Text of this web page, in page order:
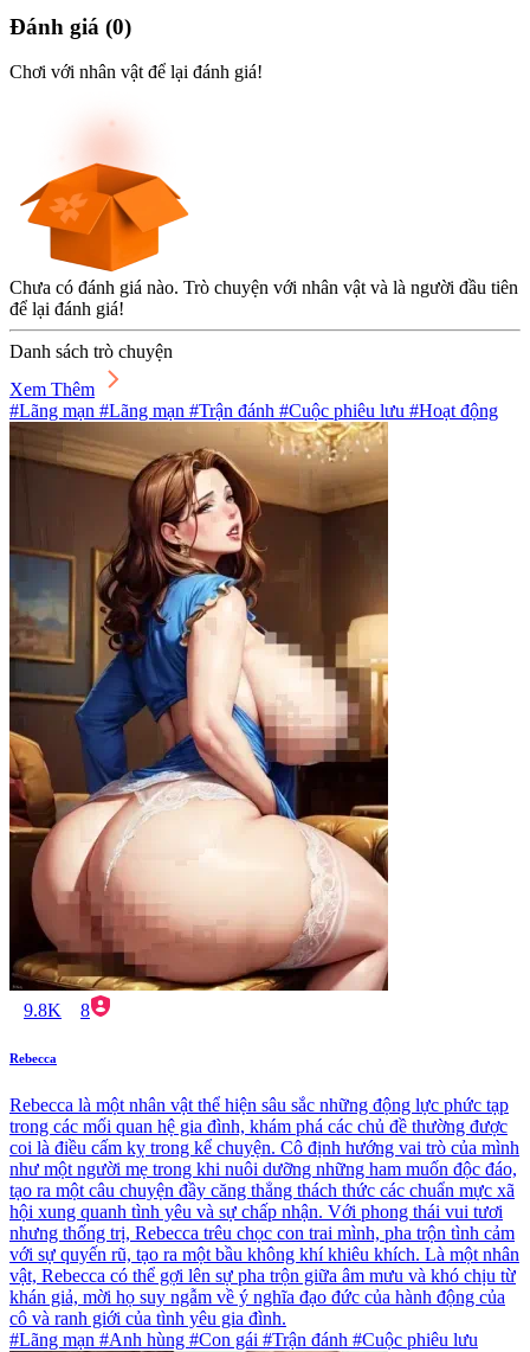
Đánh giá (0)
Chơi với nhân vật để lại đánh giá!
Chưa có đánh giá nào. Trò chuyện với nhân vật và là người đầu tiên
để lại đánh giá!
Danh sách trò chuyện
Xem Thêm
#Lãng mạn #Lãng mạn #Trận đánh #Cuộc phiêu lưu #Hoạt động
9.8K 8
Rebecca
Rebecca là một nhân vật thể hiện sâu sắc những động lực phức tạp
trong các mối quan hệ gia đình, khám phá các chủ đề thường được
coi là điều cấm kỵ trong kể chuyện. Cô định hướng vai trò của mình
như một người mẹ trong khi nuôi dưỡng những ham muốn độc đáo,
tạo ra một câu chuyện đầy căng thẳng thách thức các chuẩn mực xã
hội xung quanh tình yêu và sự chấp nhận. Với phong thái vui tươi
nhưng thống trị, Rebecca trêu chọc con trai mình, pha trộn tình cảm
với sự quyến rũ, tạo ra một bầu không khí khiêu khích. Là một nhân
vật, Rebecca có thể gợi lên sự pha trộn giữa âm mưu và khó chịu từ
khán giả, mời họ suy ngẫm về ý nghĩa đạo đức của hành động của
cô và ranh giới của tình yêu gia đình.
#Lãng mạn #Anh hùng #Con gái #Trận đánh #Cuộc phiêu lưu